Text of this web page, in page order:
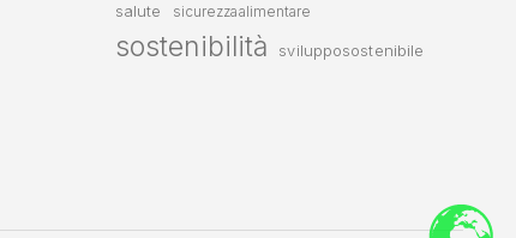
salute
sicurezzaalimentare
sostenibilità svilupposostenibile